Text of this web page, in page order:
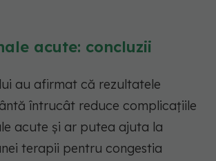
acute: concluzii
au afirmat că rezultatele
întrucât reduce complicațiile
acute și ar putea ajuta la
terapii pentru congestia